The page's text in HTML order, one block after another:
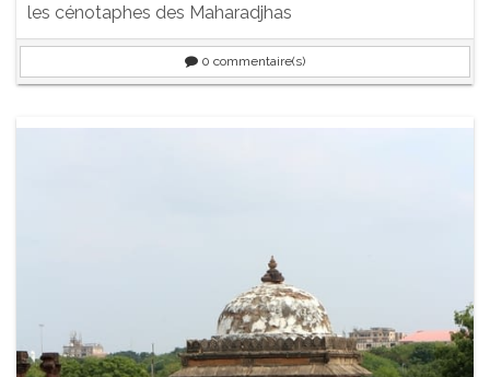
les cénotaphes des Maharadjhas
0 commentaire(s)